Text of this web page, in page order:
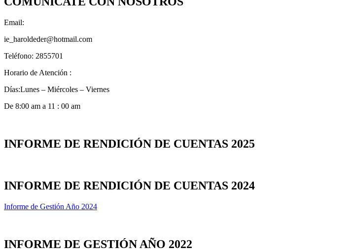
Email:
ie_haroldeder@hotmail.com
Teléfono: 2855701
Horario de Atención :
Días:Lunes – Miércoles – Viernes
De 8:00 am a 11 : 00 am
INFORME DE RENDICIÓN DE CUENTAS 2025
INFORME DE RENDICIÓN DE CUENTAS 2024
Informe de Gestión Año 2024
INFORME DE GESTIÓN AÑO 2022